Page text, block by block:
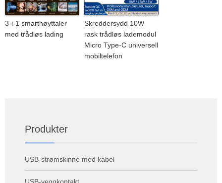
3-i-1 smarthøyttaler
med trådløs lading
Skreddersydd 10W
rask trådløs lademodul
Micro Type-C universell
mobiltelefon
Produkter
USB-strømskinne med kabel
USB-veggkontakt